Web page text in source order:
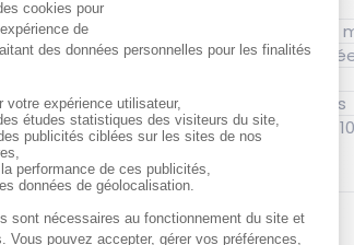
Finition : Zingué,
Renfort en fer : 4 omégas